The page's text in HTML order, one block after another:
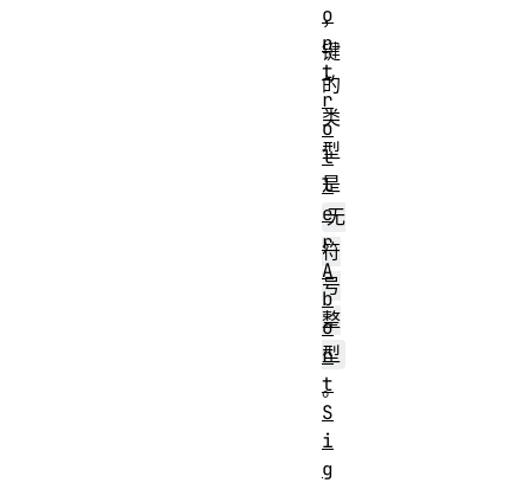
，
键
的
类
型
是
无
符
号
整
型
。
o
n
t
r
o
l
l
e
r
A
b
o
r
t
S
i
g